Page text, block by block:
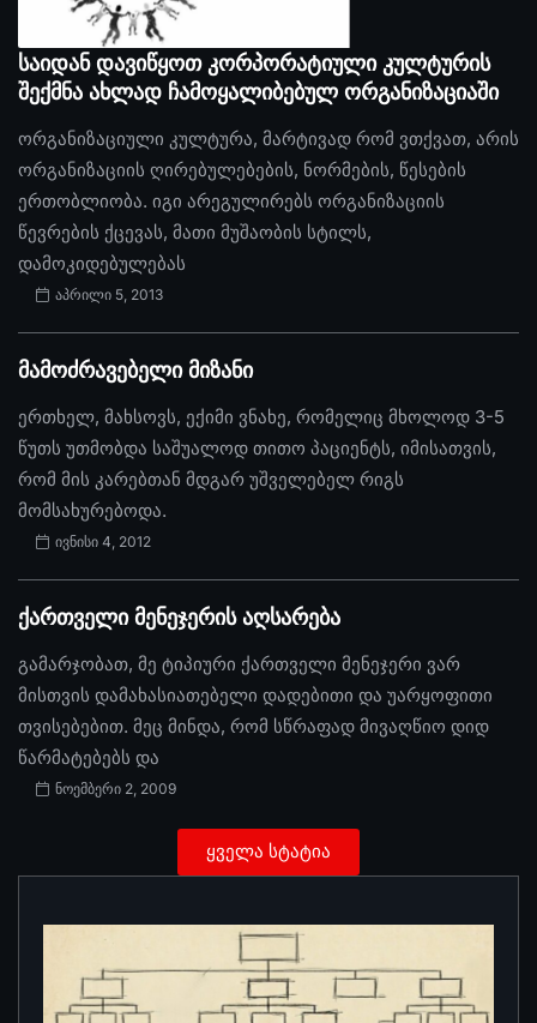
საიდან დავიწყოთ კორპორატიული კულტურის
შექმნა ახლად ჩამოყალიბებულ ორგანიზაციაში
ორგანიზაციული კულტურა, მარტივად რომ ვთქვათ, არის
ორგანიზაციის ღირებულებების, ნორმების, წესების
ერთობლიობა. იგი არეგულირებს ორგანიზაციის
წევრების ქცევას, მათი მუშაობის სტილს,
დამოკიდებულებას
აპრილი 5, 2013
მამოძრავებელი მიზანი
ერთხელ, მახსოვს, ექიმი ვნახე, რომელიც მხოლოდ 3-5
წუთს უთმობდა საშუალოდ თითო პაციენტს, იმისათვის,
რომ მის კარებთან მდგარ უშველებელ რიგს
მომსახურებოდა.
ივნისი 4, 2012
ქართველი მენეჯერის აღსარება
გამარჯობათ, მე ტიპიური ქართველი მენეჯერი ვარ
მისთვის დამახასიათებელი დადებითი და უარყოფითი
თვისებებით. მეც მინდა, რომ სწრაფად მივაღწიო დიდ
წარმატებებს და
ნოემბერი 2, 2009
ყველა სტატია